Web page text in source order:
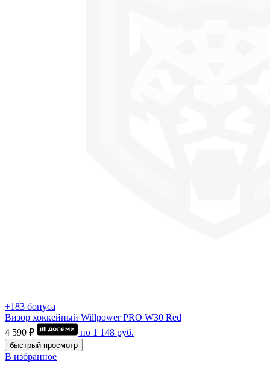
+183 бонуса
Визор хоккейный Willpower PRO W30 Red
4 590 ₽
по 1 148 руб.
быстрый просмотр
В избранное